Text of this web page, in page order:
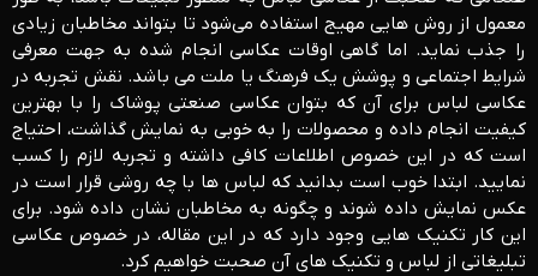
معمول از روش هایی مهیج استفاده می‌شود تا بتواند مخاطبان زیادی
را جذب نماید. اما گاهی اوقات عکاسی انجام شده به جهت معرفی
شرایط اجتماعی و پوشش یک فرهنگ یا ملت می باشد. نقش تجربه در
عکاسی لباس برای آن که بتوان عکاسی صنعتی پوشاک را با بهترین
کیفیت انجام داده و محصولات را به خوبی به نمایش گذاشت، احتیاج
است که در این خصوص اطلاعات کافی داشته و تجربه لازم را کسب
نمایید. ابتدا خوب است بدانید که لباس ها با چه روشی قرار است در
عکس نمایش داده شوند و چگونه به مخاطبان نشان داده شود. برای
این کار تکنیک هایی وجود دارد که در این مقاله، در خصوص عکاسی
تبلیغاتی از لباس و تکنیک های آن صحبت خواهیم کرد.